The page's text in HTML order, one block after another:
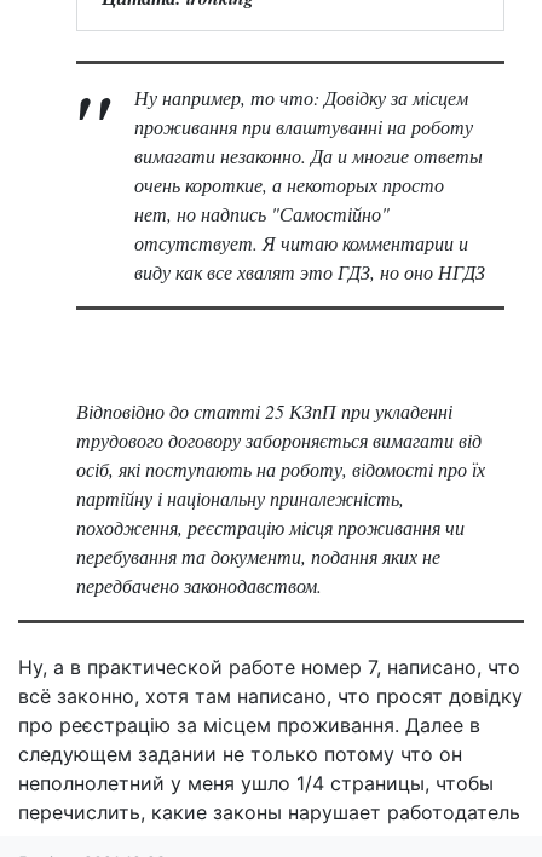
Ну например, то что: Довідку за місцем
проживання при влаштуванні на роботу
вимагати незаконно. Да и многие ответы
очень короткие, а некоторых просто
нет, но надпись "Самостійно"
отсутствует. Я читаю комментарии и
виду как все хвалят это ГДЗ, но оно НГДЗ
Відповідно до статті 25 КЗпП при укладенні
трудового договору забороняється вимагати від
осіб, які поступають на роботу, відомості про їх
партійну і національну приналежність,
походження, реєстрацію місця проживання чи
перебування та документи, подання яких не
передбачено законодавством.
Ну, а в практической работе номер 7, написано, что
всё законно, хотя там написано, что просят довідку
про реєстрацію за місцем проживання. Далее в
следующем задании не только потому что он
неполнолетний у меня ушло 1/4 страницы, чтобы
перечислить, какие законы нарушает работодатель